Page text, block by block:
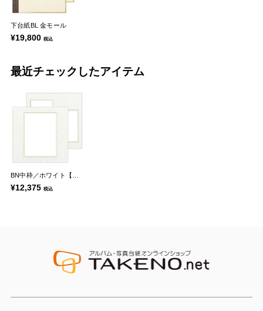
下台紙BL 金モール
¥19,800 税込
最近チェックしたアイテム
¥12,375 税込